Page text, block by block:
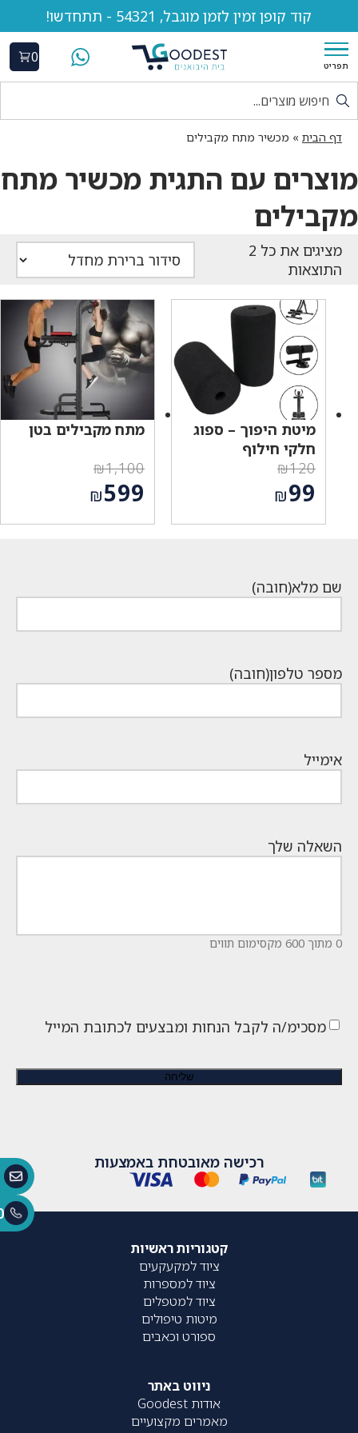
קוד קופן זמין לזמן מוגבל, 54321 - תתחדשו!
תפריט
0
דף הבית » מכשיר מתח מקבילים
מוצרים עם התגית מכשיר מתח
מקבילים
התוצאות
מיטת היפוך – ספוג
חלקי חילוף
₪120
המחיר
המקורי
היה:
₪99
מתח מקבילים בטן
₪1,100
המחיר
המקורי
היה:
₪599
שם מלא(חובה)
מספר טלפון(חובה)
אימייל
השאלה שלך
0 מתוך 600 מקסימום תווים
מסכימ/ה לקבל הנחות ומבצעים לכתובת המייל
רכישה מאובטחת באמצעות
קטגוריות ראשיות
ציוד למקעקעים
ציוד למספרות
ציוד למטפלים
מיטות טיפולים
ספורט וכאבים
ניווט באתר
אודות Goodest
מאמרים מקצועיים